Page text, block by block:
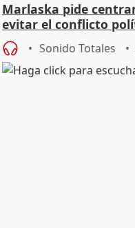
Marlaska pide
evitar el conflicto
Sonido Totales